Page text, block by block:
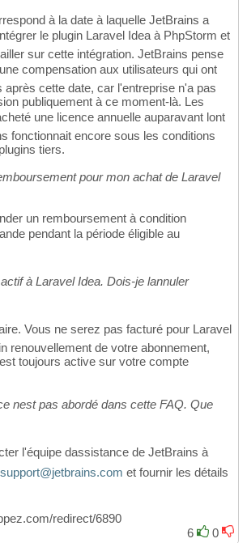
à la date à laquelle JetBrains a
le plugin Laravel Idea à PhpStorm et
sur cette intégration. JetBrains pense
une compensation aux utilisateurs qui ont
après cette date, car l'entreprise n'a pas
publiquement à ce moment-là. Les
une licence annuelle auparavant lont
fonctionnait encore sous les conditions
tiers.
pour mon achat de Laravel
un remboursement à condition
pendant la période éligible au
à Laravel Idea. Dois-je lannuler
Vous ne serez pas facturé pour Laravel
renouvellement de votre abonnement,
toujours active sur votre compte
nest pas abordé dans cette FAQ. Que
l'équipe dassistance de JetBrains à
et fournir les détails
redirect/6890
6
0